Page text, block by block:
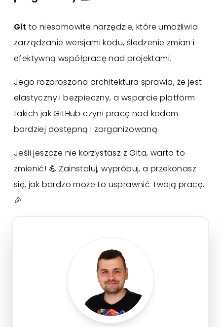
Git to niesamowite narzędzie, które umożliwia
zarządzanie wersjami kodu, śledzenie zmian i
efektywną współpracę nad projektami.
Jego rozproszona architektura sprawia, że jest
elastyczny i bezpieczny, a wsparcie platform
takich jak GitHub czyni pracę nad kodem
bardziej dostępną i zorganizowaną.
Jeśli jeszcze nie korzystasz z Gita, warto to
zmienić! 💪 Zainstaluj, wypróbuj, a przekonasz
się, jak bardzo może to usprawnić Twoją pracę.
🎉